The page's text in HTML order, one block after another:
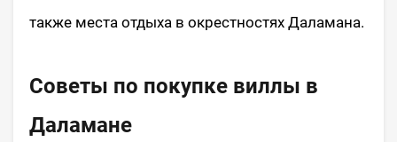
также места отдыха в окрестностях Даламана.
Советы по покупке виллы в
Даламане